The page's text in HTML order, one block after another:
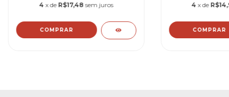
4 x de R$17,48 sem juros
COMPRAR
4 x de
COMPRAR